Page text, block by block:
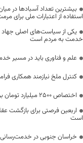
بیشترین تعداد آسبادها در
استفاده از اعتبارات ملی برای
یکی از سیاست‌های اصلی
خدمت به مردم است
علم و فناوری باید در مسیر
کنترل ملخ نیازمند همکاری
اختصاص 2500 میلیارد تومان برای توسعه راه‌های دوبانده خراسان جنوبی
اربعین فرصتی برای بازگشت
است
خراسان جنوبی در